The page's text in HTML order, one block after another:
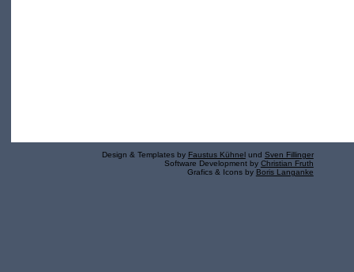
Design & Templates by Faustus Kühnelund Sven Fillinger
Software Development by Christian Fruth
Grafics & Icons by Boris Langanke